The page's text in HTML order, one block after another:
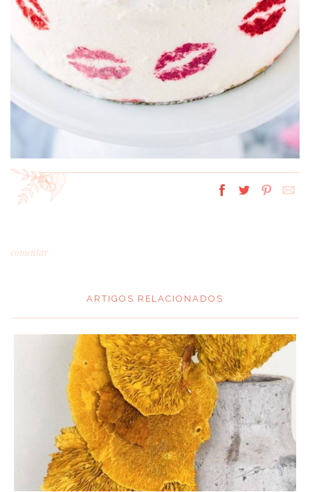
comentar
ARTIGOS RELACIONADOS